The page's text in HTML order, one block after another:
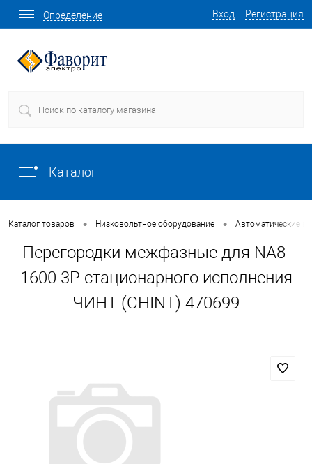
Вход Регистрация
Определение
Каталог
Каталог товаров • Низковольтное оборудование • Автоматические
Перегородки межфазные для NA8-
1600 3P стационарного исполнения
ЧИНТ (CHINT) 470699